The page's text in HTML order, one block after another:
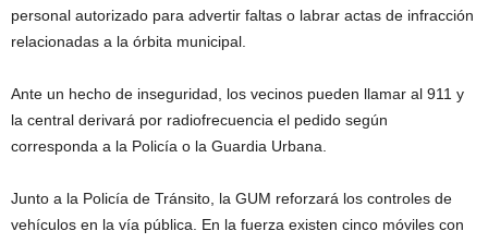
personal autorizado para advertir faltas o labrar actas de infracción
relacionadas a la órbita municipal.
Ante un hecho de inseguridad, los vecinos pueden llamar al 911 y
la central derivará por radiofrecuencia el pedido según
corresponda a la Policía o la Guardia Urbana.
Junto a la Policía de Tránsito, la GUM reforzará los controles de
vehículos en la vía pública. En la fuerza existen cinco móviles con